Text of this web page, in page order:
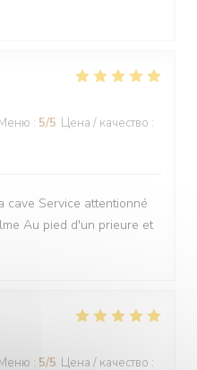
: 5/5 Цена / качество :
cave Service attentionné
Au pied d'un prieure et
: 5/5 Цена / качество :